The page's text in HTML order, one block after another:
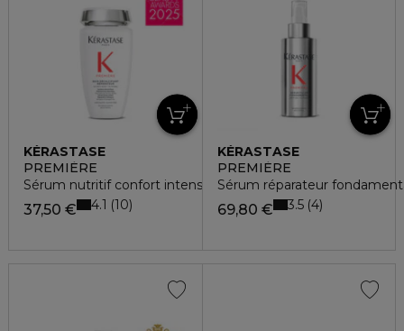
KÉRASTASE
PREMIÈRE
Sérum nutritif confort intense
37,50 € 4.1 10
KÉRASTASE
PREMIÈRE
Sérum réparateur
69,80 € 3.5 4